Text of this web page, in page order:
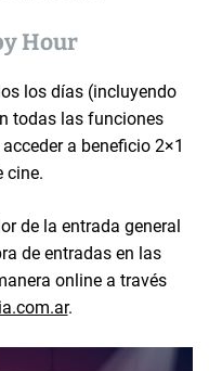
Hour
los días (incluyendo
todas las funciones
a beneficio 2×1
cine.
de la entrada general
de entradas en las
online a través
.